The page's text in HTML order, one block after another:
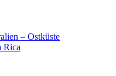
– Ostküste
Rica